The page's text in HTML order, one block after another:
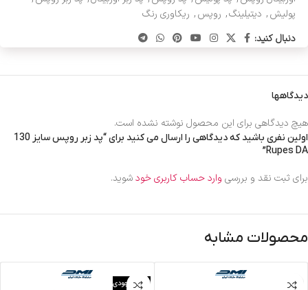
پولیش, دیتیلینگ, روپس, ریکاوری رنگ
دنبال کنید:
دیدگاهها
هیچ دیدگاهی برای این محصول نوشته نشده است.
اولین نفری باشید که دیدگاهی را ارسال می کنید برای “پد زبر روپس سایز 130
Rupes DA”
برای ثبت نقد و بررسی وارد حساب کاربری خودشوید.
محصولات مشابه
اتمام موجودی